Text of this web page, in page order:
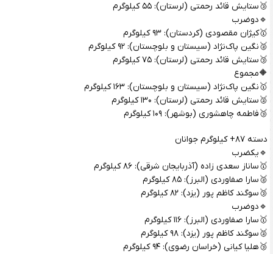
🥉ستایش قائد رحمتی (لرستان): ۵۵ کیلوگرم
🔹دوضرب
🥇کیژان مقصودی (کردستان): ۹۳ کیلوگرم
🥈نگین پاک‌نژاد (سیستان و بلوچستان): ۹۲ کیلوگرم
🥉ستایش قائد رحمتی (لرستان): ۷۵ کیلوگرم
🔶مجموع
🥇نگین پاک‌نژاد (سیستان و بلوچستان): ۱۶۳ کیلوگرم
🥈ستایش قائد رحمتی (لرستان): ۱۳۰ کیلوگرم
🥉فاطمه چاهشوری (بوشهر): ۱۰۹ کیلوگرم
دسته ۸۷+ کیلوگرم جوانان
🔹یکضرب
🥇ساناز سعدی زاده (آذربایجان شرقی): ۸۶ کیلوگرم
🥈سارا صفاوردی (البرز): ۸۵ کیلوگرم
🥉سوگند کاظم پور (یزد): ۸۲ کیلوگرم
🔹دوضرب
🥇سارا صفاوردی (البرز): ۱۱۶ کیلوگرم
🥈سوگند کاظم پور (یزد): ۹۸ کیلوگرم
🥉هلیا کیانی (خراسان رضوی): ۹۴ کیلوگرم